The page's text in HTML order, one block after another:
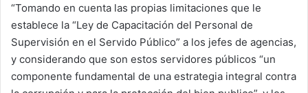
“Tomando en cuenta las propias limitaciones que le
establece la “Ley de Capacitación del Personal de
Supervisión en el Servido Público” a los jefes de agencias,
y considerando que son estos servidores públicos “un
componente fundamental de una estrategia integral contra